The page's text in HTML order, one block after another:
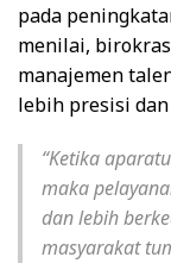
pada
menilai,
manajemen
lebih presisi
“Ketika
maka
dan lebih
masyarakat